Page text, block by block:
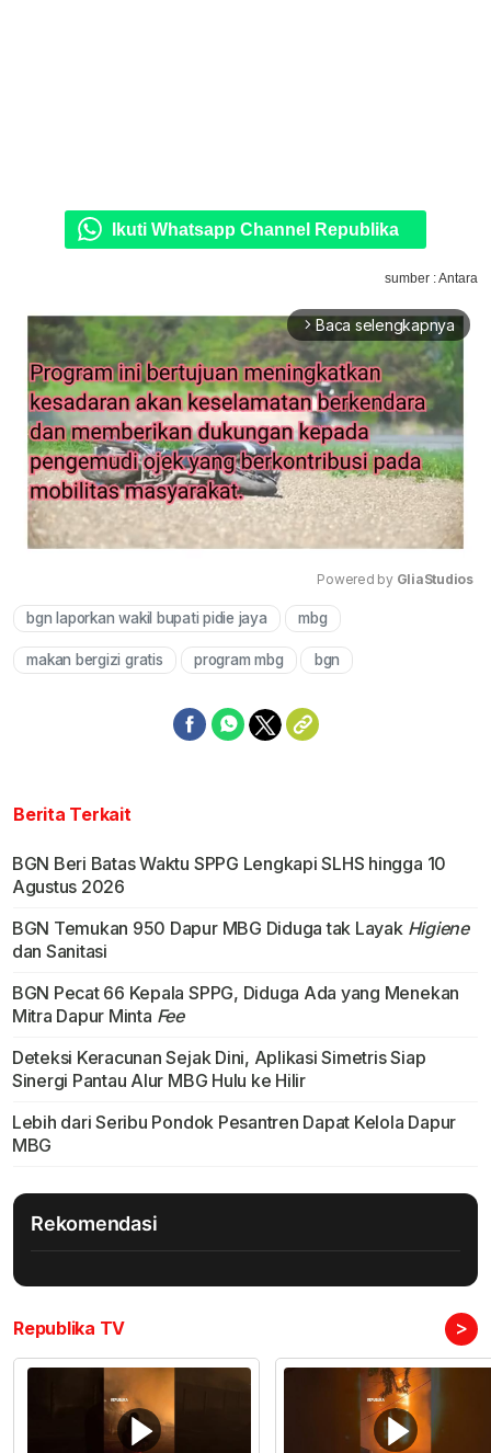
Ikuti Whatsapp Channel Republika
sumber : Antara
arrow_forward_ios Baca selengkapnya
Powered by GliaStudios
bgn laporkan wakil bupati pidie jaya mbg
makan bergizi gratis program mbg bgn
Berita Terkait
BGN Beri Batas Waktu SPPG Lengkapi SLHS hingga 10
Agustus 2026
BGN Temukan 950 Dapur MBG Diduga tak Layak Higiene
dan Sanitasi
BGN Pecat 66 Kepala SPPG, Diduga Ada yang Menekan
Mitra Dapur Minta Fee
Deteksi Keracunan Sejak Dini, Aplikasi Simetris Siap
Sinergi Pantau Alur MBG Hulu ke Hilir
Lebih dari Seribu Pondok Pesantren Dapat Kelola Dapur
MBG
Rekomendasi
Republika TV >